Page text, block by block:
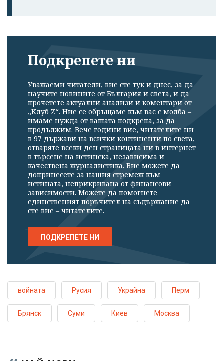
Подкрепете ни
Уважаеми читатели, вие сте тук и днес, за да
научите новините от България и света, и да
прочетете актуални анализи и коментари от
„Клуб Z“. Ние се обръщаме към вас с молба –
имаме нужда от вашата подкрепа, за да
продължим. Вече години вие, читателите ни
в 97 държави на всички континенти по света,
отваряте всеки ден страницата ни в интернет
в търсене на истинска, независима и
качествена журналистика. Вие можете да
допринесете за нашия стремеж към
истината, неприкривана от финансови
зависимости. Можете да помогнете
единственият поръчител на съдържание да
сте вие – читателите.
ПОДКРЕПЕТЕ НИ
войната Русия Украйна Перм
Брянск Суми Киев Москва